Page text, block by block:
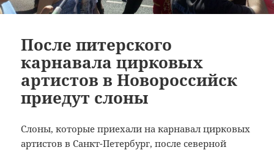
После питерского
карнавала цирковых
артистов в Новороссийск
приедут слоны
Слоны, которые приехали на карнавал цирковых
артистов в Санкт-Петербург, после северной